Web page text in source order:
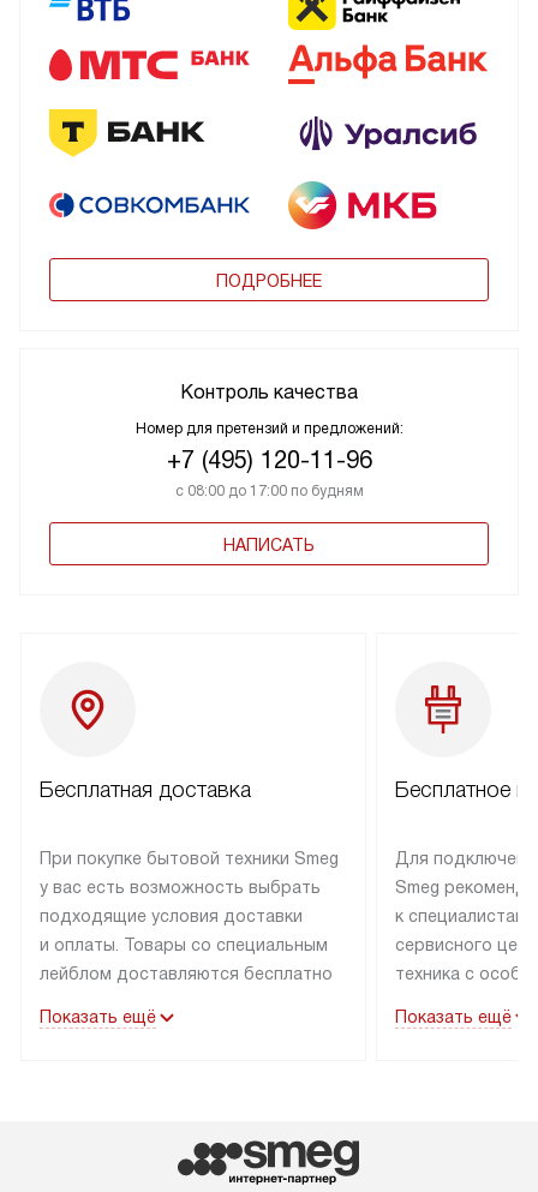
ПОДРОБНЕЕ
Контроль качества
Номер для претензий и предложений:
+7 (495) 120-11-96
с 08:00 до 17:00 по будням
НАПИСАТЬ
Бесплатная доставка
При покупке бытовой техники Smeg
у вас есть возможность выбрать
подходящие условия доставки
и оплаты. Товары со специальным
лейблом доставляются бесплатно
до подъезда. Доставка за пределы
быть отправлен покупателю
в течение трех дней. Доставка
Показать ещё
Бесплатное
Для
Smeg
к специалистам
сервисного
техника с
коммуникациям.
Показать ещё